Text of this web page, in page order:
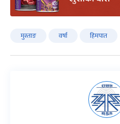
मुस्ताङ वर्षा हिमपात